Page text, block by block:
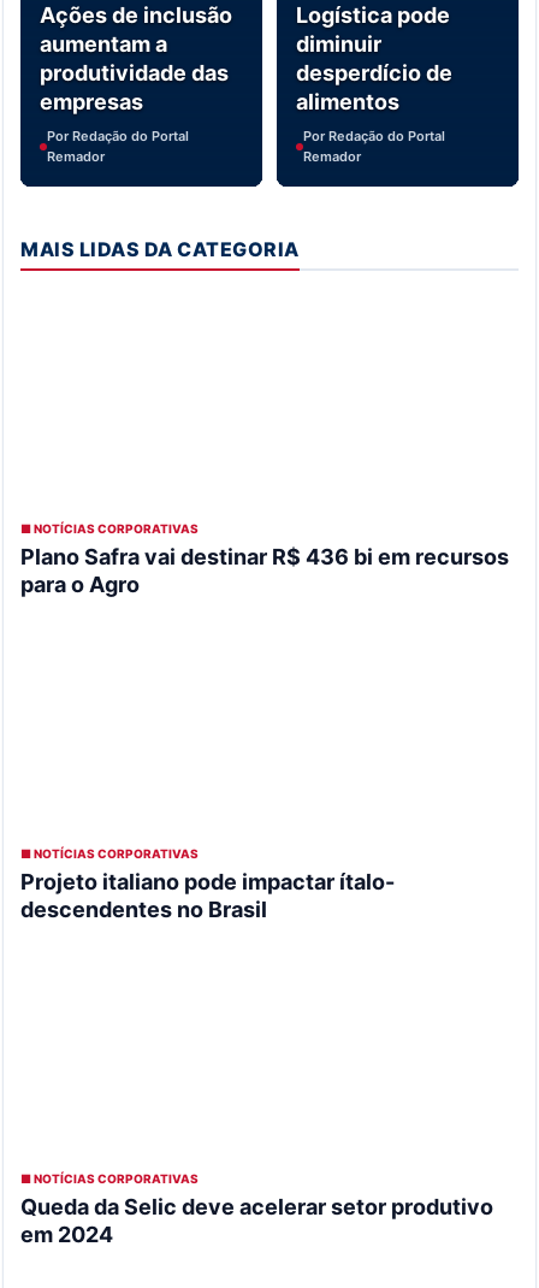
Ações de inclusão
aumentam a
produtividade das
empresas
Por Redação do Portal
Remador
Logística pode
diminuir
desperdício de
alimentos
Por Redação do Portal
Remador
MAIS LIDAS DA CATEGORIA
■ NOTÍCIAS CORPORATIVAS
Plano Safra vai destinar R$ 436 bi em recursos
para o Agro
■ NOTÍCIAS CORPORATIVAS
Projeto italiano pode impactar ítalo-
descendentes no Brasil
■ NOTÍCIAS CORPORATIVAS
Queda da Selic deve acelerar setor produtivo
em 2024